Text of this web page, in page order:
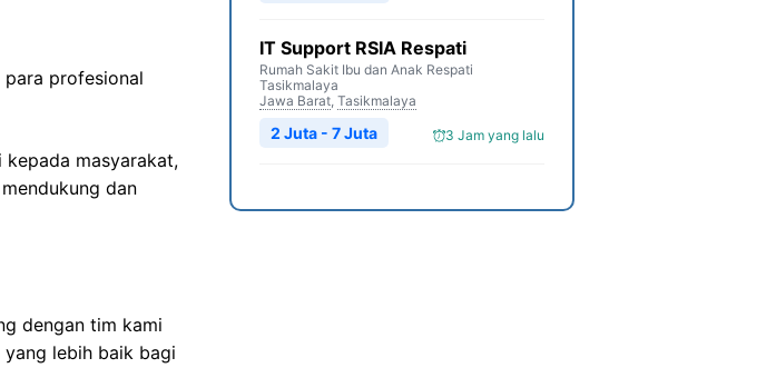
para profesional
kepada masyarakat,
dan
dengan tim kami
yang lebih baik bagi
IT Support RSIA Respati
Rumah Sakit Ibu dan Anak Respati
Tasikmalaya
Jawa Barat, Tasikmalaya
3 Jam yang lalu
2 Juta - 7 Juta